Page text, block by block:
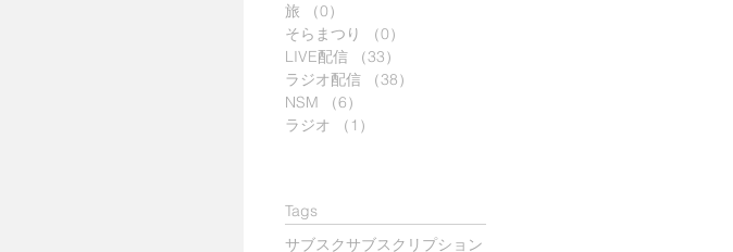
旅
（0）
そらまつり
（0）
LIVE配信
（33）
ラジオ配信
（38）
NSM
（6）
ラジオ
（1）
Tags
サブスクサブスクリプション